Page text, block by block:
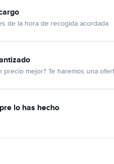
de la hora de recogida acordada
precio mejor? Te haremos una
lo has hecho